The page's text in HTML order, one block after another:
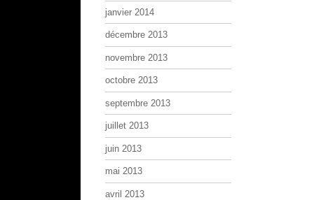
janvier 2014
décembre 2013
novembre 2013
octobre 2013
septembre 2013
juillet 2013
juin 2013
mai 2013
avril 2013